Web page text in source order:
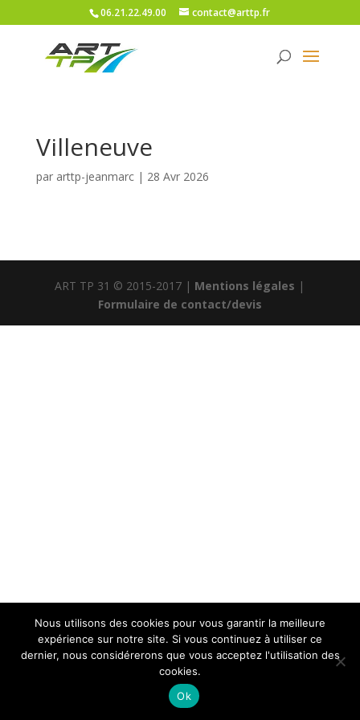
06.21.22.49.00 contact@arttp.fr
Villeneuve
par arttp-jeanmarc| 28 Avr 2026
ART TP 31 © 2015-2017 | Mentions légales |
Formulaire de contact/devis
Nous utilisons des cookies pour vous garantir la meilleure
expérience sur notre site. Si vous continuez à utiliser ce
dernier, nous considérerons que vous acceptez l'utilisation des
cookies.
Ok